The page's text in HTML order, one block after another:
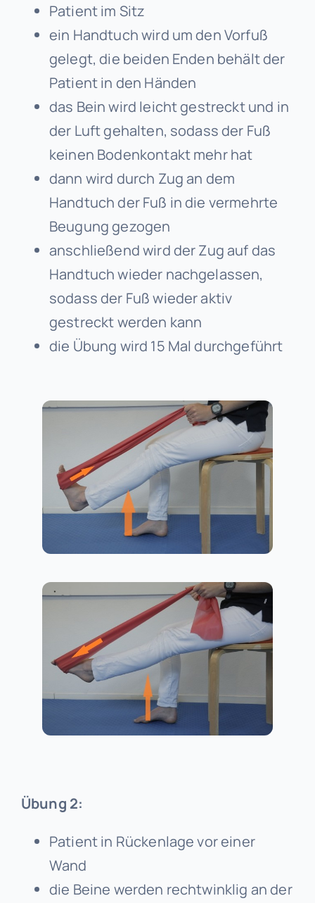
Patient im Sitz
ein Handtuch wird um den Vorfuß
gelegt, die beiden Enden behält der
Patient in den Händen
das Bein wird leicht gestreckt und in
der Luft gehalten, sodass der Fuß
keinen Bodenkontakt mehr hat
dann wird durch Zug an dem
Handtuch der Fuß in die vermehrte
Beugung gezogen
anschließend wird der Zug auf das
Handtuch wieder nachgelassen,
sodass der Fuß wieder aktiv
gestreckt werden kann
die Übung wird 15 Mal durchgeführt
Übung 2:
Patient in Rückenlage vor einer
Wand
die Beine werden rechtwinklig an der